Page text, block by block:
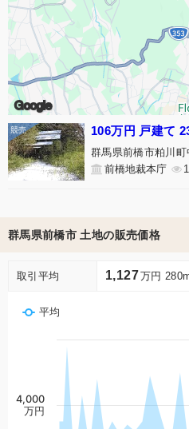
Google
106万円 戸建て
群馬県前橋市粕川町
前橋地裁本庁
群馬県前橋市 土地の販売価格
取引平均 1,127万円
平均
4,000
万円